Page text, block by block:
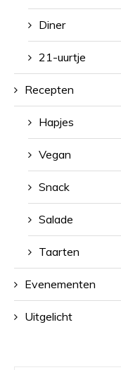
Diner
21-uurtje
Recepten
Hapjes
Vegan
Snack
Salade
Taarten
Evenementen
Uitgelicht